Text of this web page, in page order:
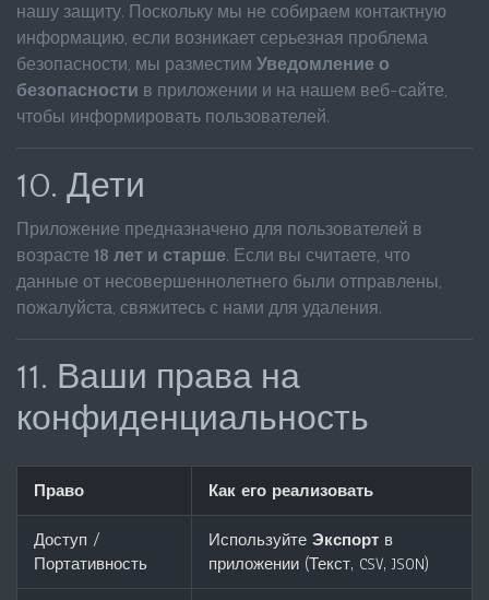
нашу защиту. Поскольку мы не собираем контактную
информацию, если возникает серьезная проблема
безопасности, мы разместим Уведомление о
безопасности в приложении и на нашем веб-сайте,
чтобы информировать пользователей.
10. Дети
Приложение предназначено для пользователей в
возрасте 18 лет и старше. Если вы считаете, что
данные от несовершеннолетнего были отправлены,
пожалуйста, свяжитесь с нами для удаления.
11. Ваши права на
конфиденциальность
Право Как его реализовать
Доступ /
Портативность
ИспользуйтеЭкспорт в
приложении (Текст, CSV, JSON)